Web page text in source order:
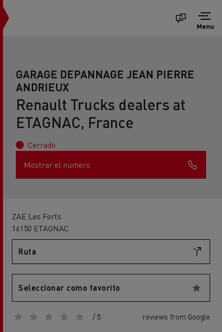
Menu
GARAGE DEPANNAGE JEAN PIERRE
ANDRIEUX
Renault Trucks dealers at
ETAGNAC, France
Cerrado
Mostrar el numero
ZAE Les Forts
16150 ETAGNAC
Ruta
Seleccionar como favorito
/ 5 reviews from Google